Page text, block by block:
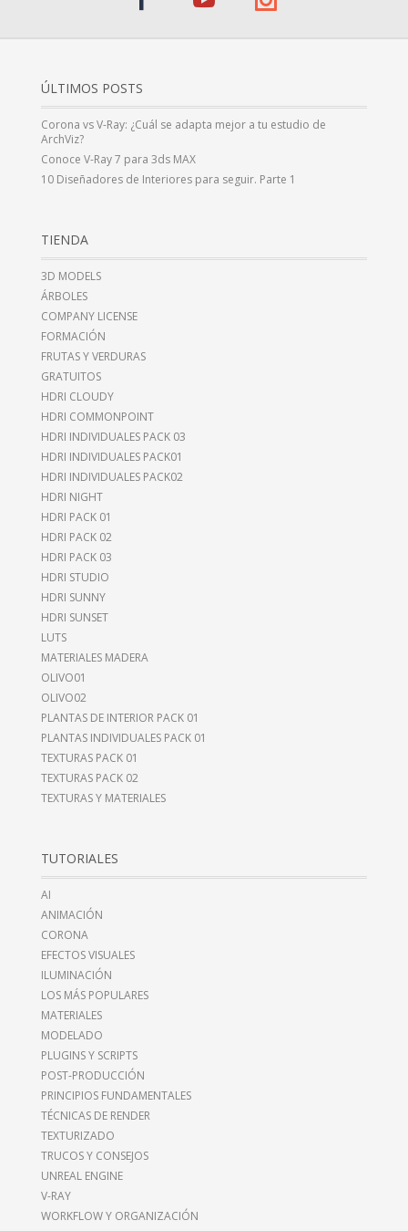
ÚLTIMOS POSTS
Corona vs V-Ray: ¿Cuál se adapta mejor a tu estudio de
ArchViz?
Conoce V-Ray 7 para 3ds MAX
10 Diseñadores de Interiores para seguir. Parte 1
TIENDA
3D MODELS
ÁRBOLES
COMPANY LICENSE
FORMACIÓN
FRUTAS Y VERDURAS
GRATUITOS
HDRI CLOUDY
HDRI COMMONPOINT
HDRI INDIVIDUALES PACK 03
HDRI INDIVIDUALES PACK01
HDRI INDIVIDUALES PACK02
HDRI NIGHT
HDRI PACK 01
HDRI PACK 02
HDRI PACK 03
HDRI STUDIO
HDRI SUNNY
HDRI SUNSET
LUTS
MATERIALES MADERA
OLIVO01
OLIVO02
PLANTAS DE INTERIOR PACK 01
PLANTAS INDIVIDUALES PACK 01
TEXTURAS PACK 01
TEXTURAS PACK 02
TEXTURAS Y MATERIALES
TUTORIALES
AI
ANIMACIÓN
CORONA
EFECTOS VISUALES
ILUMINACIÓN
LOS MÁS POPULARES
MATERIALES
MODELADO
PLUGINS Y SCRIPTS
POST-PRODUCCIÓN
PRINCIPIOS FUNDAMENTALES
TÉCNICAS DE RENDER
TEXTURIZADO
TRUCOS Y CONSEJOS
UNREAL ENGINE
V-RAY
WORKFLOW Y ORGANIZACIÓN